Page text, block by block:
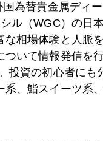
安、中国、マイナス
為替貴金属ディ
ル（WGC）の日
相場体験と人脈
いて情報発信を
投資の初心者にも
、鮨スイーツ系、